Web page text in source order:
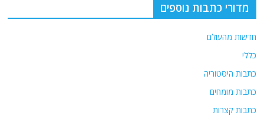
מדורי כתבות נוספים
חדשות מהעולם
כללי
כתבות היסטוריה
כתבות מומחים
כתבות קצרות